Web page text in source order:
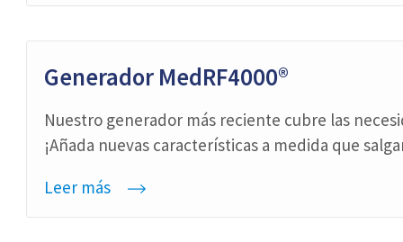
Generador MedRF4000®
Nuestro generador más reciente cubre las
¡Añada nuevas características a medida que
Leer más